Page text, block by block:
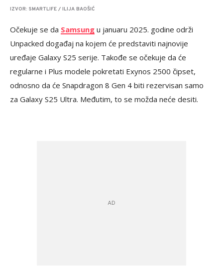
IZVOR: SMARTLIFE / ILIJA BAOŠIĆ
Očekuje se da Samsung u januaru 2025. godine održi
Unpacked događaj na kojem će predstaviti najnovije
uređaje Galaxy S25 serije. Takođe se očekuje da će
regularne i Plus modele pokretati Exynos 2500 čipset,
odnosno da će Snapdragon 8 Gen 4 biti rezervisan samo
za Galaxy S25 Ultra. Međutim, to se možda neće desiti.